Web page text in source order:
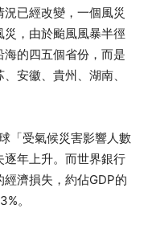
已經改變，一個風災
，由於颱風風暴半徑
的四五個省份，而是
安徽、貴州、湖南、
「受氣候災害影響人數
年上升。而世界銀行
濟損失，約佔GDP的
。